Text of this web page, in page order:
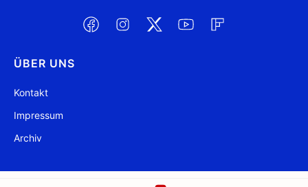
ÜBER UNS
Kontakt
Impressum
Archiv